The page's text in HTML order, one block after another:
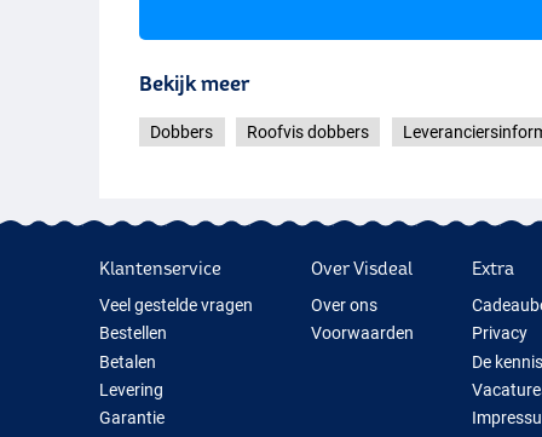
Bekijk meer
Dobbers Roofvis dobbers
Klantenservice
Veel gestelde vragen
Bestellen
Betalen
Levering
Garantie
Over Visdeal
Over ons
Voorwaarden
Extra
Privacy
De